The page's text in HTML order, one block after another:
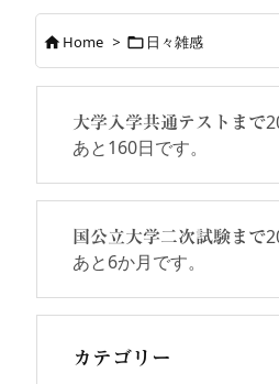
Home >  日々雑感
大学入学共通テストまで
あと160日です。
国公立大学二次試験まで
あと6か月です。
カテゴリー